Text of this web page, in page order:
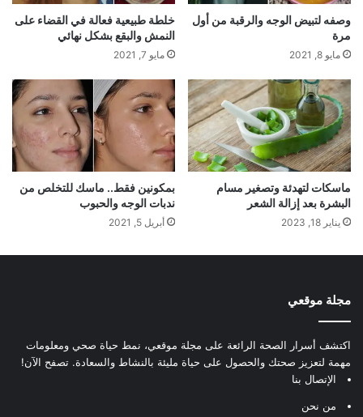
وصفه لتبيض الوجه والرقبة من أول
مرة
مايو 8, 2021
خلطة طبيعية فعالة في القضاء على
النمش والبقع بشكل نهائي
مايو 7, 2021
ماسكات لتهدئة وتصغير مسام
البشرة بعد إزالة الشعر
يناير 18, 2023
بمكونين فقط.. ماسك للتخلص من
ندبات الوجه والحبوب
أبريل 5, 2021
مجلة موقعي
اكتشف أسرار الصحة الرائعة على مجلة موقعي، نمط حياة صحي ومعلومات
مهمة لتعزيز صحتك والحصول على حياة مليئة بالنشاط والسعادة. تصفح الآن!
الإتصال بنا
من نحن